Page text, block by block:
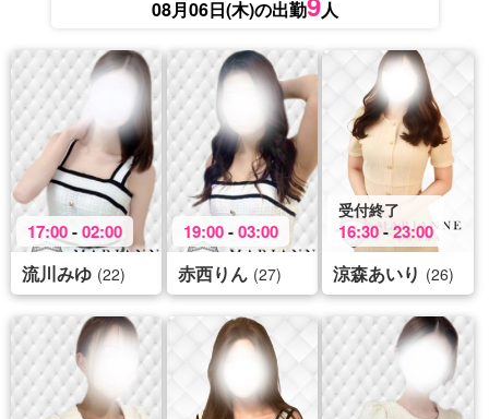
08月06日(木)の出勤 人
17:00-02:00
流川みゆ (22)
19:00-03:00
赤西りん (27)
受付終了
16:30-23:00
涼森あいり (26)